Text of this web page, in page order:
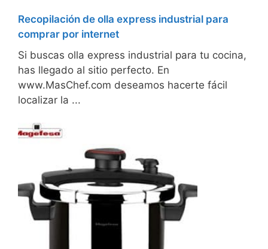
Recopilación de olla express industrial para
comprar por internet
Si buscas olla express industrial para tu cocina,
has llegado al sitio perfecto. En
www.MasChef.com deseamos hacerte fácil
localizar la ...